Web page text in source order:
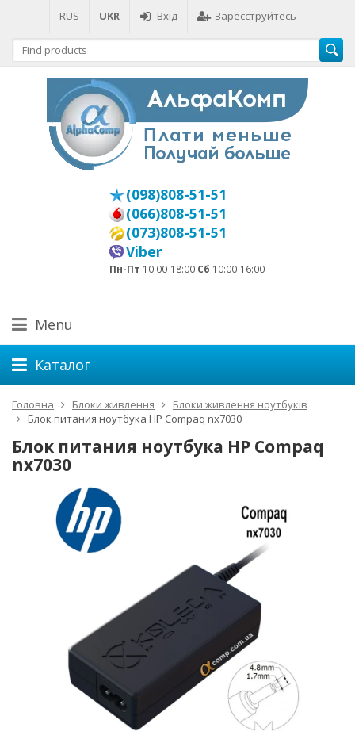
RUS UKR Вхід Зареєструйтесь
(098)808-51-51
(066)808-51-51
(073)808-51-51
Viber
Пн-Пт 10:00-18:00 Сб 10:00-16:00
Menu
Каталог
Головна Блоки живлення
Блоки живлення ноутбуків
Блок питания ноутбука HP Compaq nx7030
Блок питания ноутбука HP Compaq
nx7030